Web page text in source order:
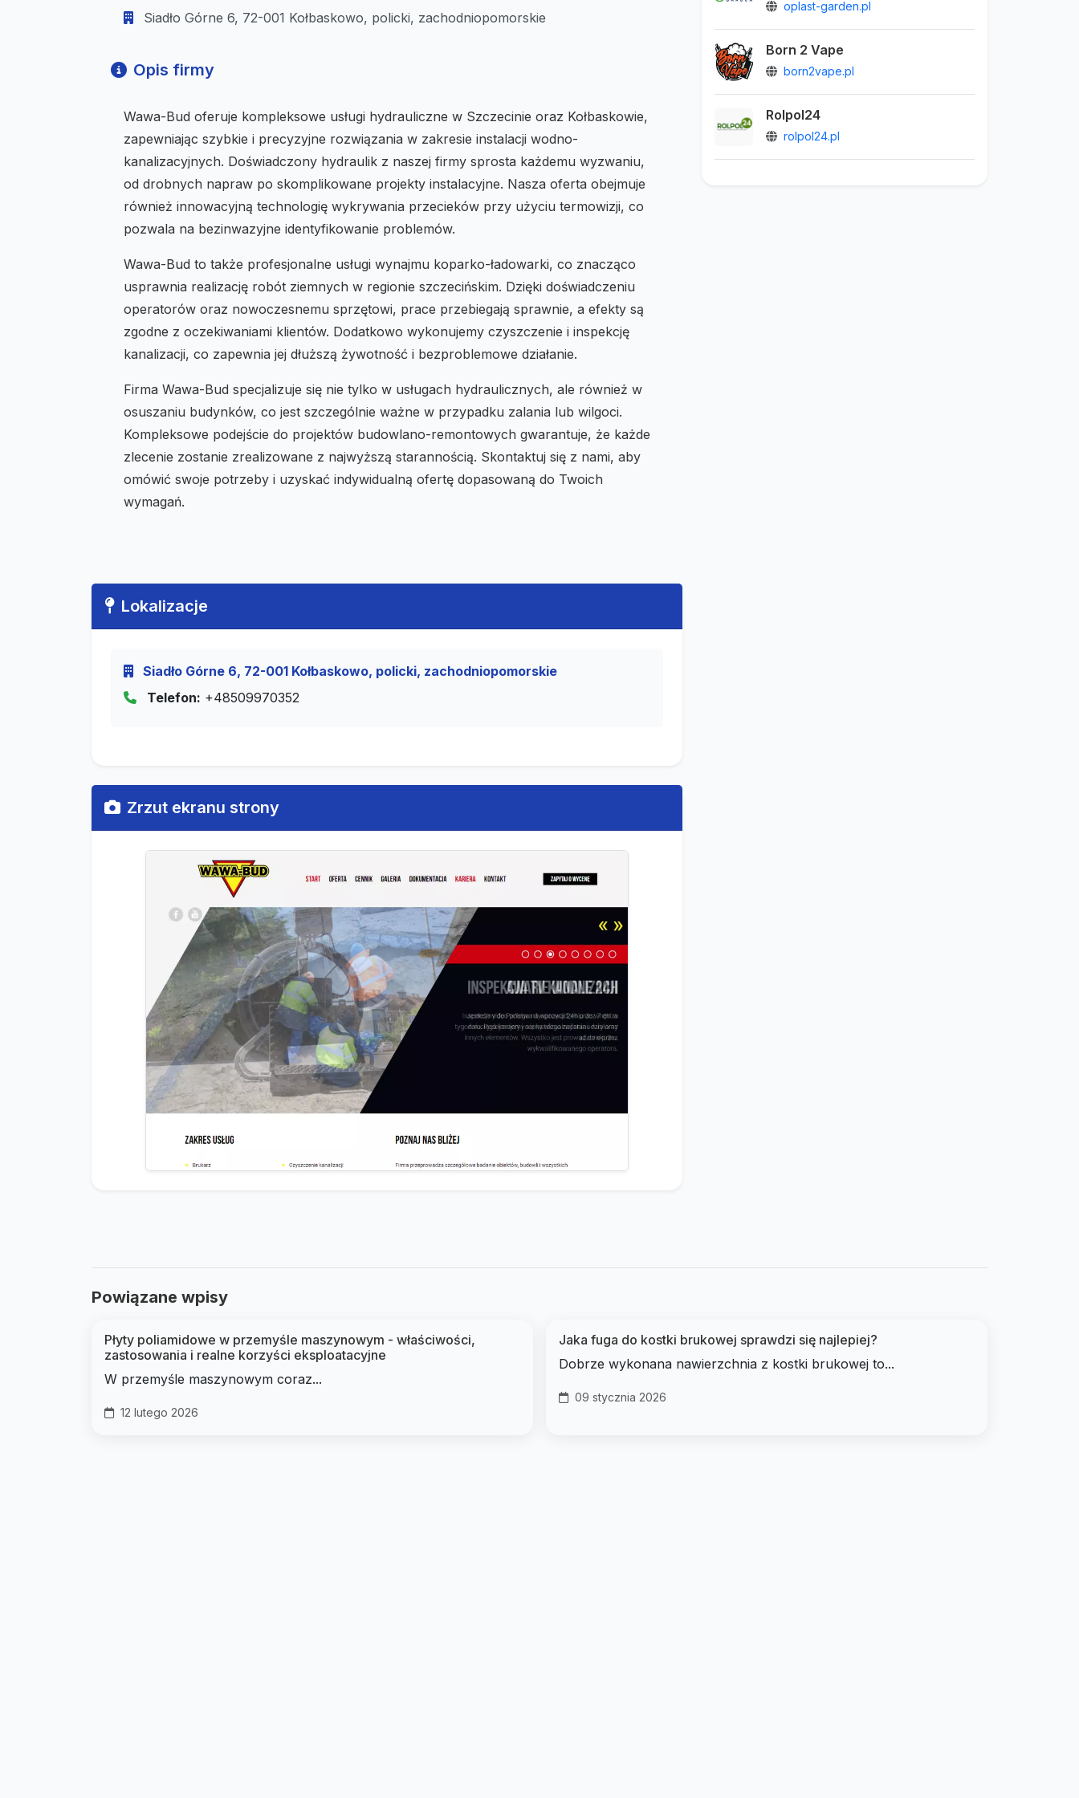
Siadło Górne 6, 72-001 Kołbaskowo, policki, zachodniopomorskie
Opis firmy
Wawa-Bud oferuje kompleksowe usługi hydrauliczne w Szczecinie oraz Kołbaskowie,
zapewniając szybkie i precyzyjne rozwiązania w zakresie instalacji wodno-
kanalizacyjnych. Doświadczony hydraulik z naszej firmy sprosta każdemu wyzwaniu,
od drobnych napraw po skomplikowane projekty instalacyjne. Nasza oferta obejmuje
również innowacyjną technologię wykrywania przecieków przy użyciu termowizji, co
pozwala na bezinwazyjne identyfikowanie problemów.
Wawa-Bud to także profesjonalne usługi wynajmu koparko-ładowarki, co znacząco
usprawnia realizację robót ziemnych w regionie szczecińskim. Dzięki doświadczeniu
operatorów oraz nowoczesnemu sprzętowi, prace przebiegają sprawnie, a efekty są
zgodne z oczekiwaniami klientów. Dodatkowo wykonujemy czyszczenie i inspekcję
kanalizacji, co zapewnia jej dłuższą żywotność i bezproblemowe działanie.
Firma Wawa-Bud specjalizuje się nie tylko w usługach hydraulicznych, ale również w
osuszaniu budynków, co jest szczególnie ważne w przypadku zalania lub wilgoci.
Kompleksowe podejście do projektów budowlano-remontowych gwarantuje, że każde
zlecenie zostanie zrealizowane z najwyższą starannością. Skontaktuj się z nami, aby
omówić swoje potrzeby i uzyskać indywidualną ofertę dopasowaną do Twoich
wymagań.
Lokalizacje
Siadło Górne 6, 72-001 Kołbaskowo, policki, zachodniopomorskie
Telefon: +48509970352
Zrzut ekranu strony
oplast-garden.pl
Born 2 Vape
born2vape.pl
Rolpol24
rolpol24.pl
Powiązane wpisy
Płyty poliamidowe w przemyśle maszynowym - właściwości,
zastosowania i realne korzyści eksploatacyjne
W przemyśle maszynowym coraz...
12 lutego 2026
Jaka fuga do kostki brukowej sprawdzi się najlepiej?
Dobrze wykonana nawierzchnia z kostki brukowej to...
09 stycznia 2026